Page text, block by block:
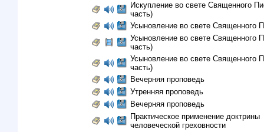
Искупление во свете Священного
часть)
Усыновление во свете Священного
Усыновление во свете Священного
часть)
Усыновление во свете Священного
часть)
Вечерняя проповедь
Утренняя проповедь
Вечерняя проповедь
Практическое применение доктрины
человеческой греховности